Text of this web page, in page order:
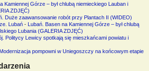
Kamiennej Górze – był chlubą niemieckiego Lauban i
ZDJĘĆ)
Duże zaawansowanie robót przy Plantach II (WIDEO)
Lubań- Lubań. Basen na Kamiennej Górze – był chlubą
Lubania (GALERIA ZDJĘĆ)
Politycy Lewicy spotkają się mieszkańcami powiatu i
pompowni w Uniegoszczy na końcowym etapie